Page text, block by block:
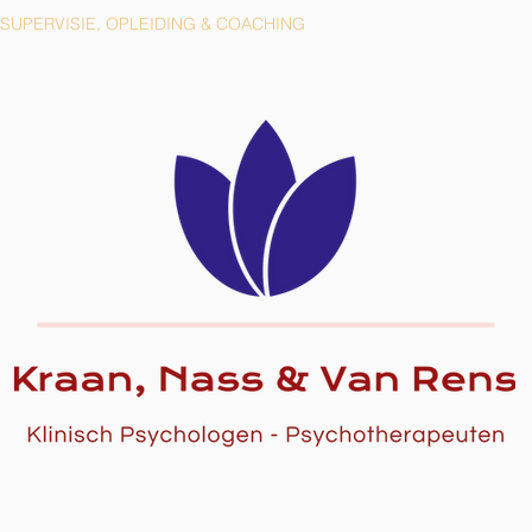
SUPERVISIE, OPLEIDING & COACHING